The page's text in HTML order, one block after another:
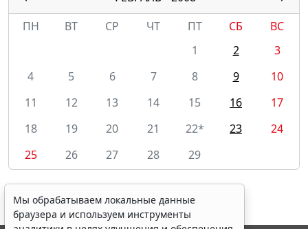
ПН
ВТ СР ЧТ ПТ СБ
ВС
1
2
3
4
5 6 7 8 9
10
11
12 13 14 15 16
17
18
19 20 21 22* 23
24
25
26 27 28 29
Мы обрабатываем локальные данные
браузера и используем инструменты